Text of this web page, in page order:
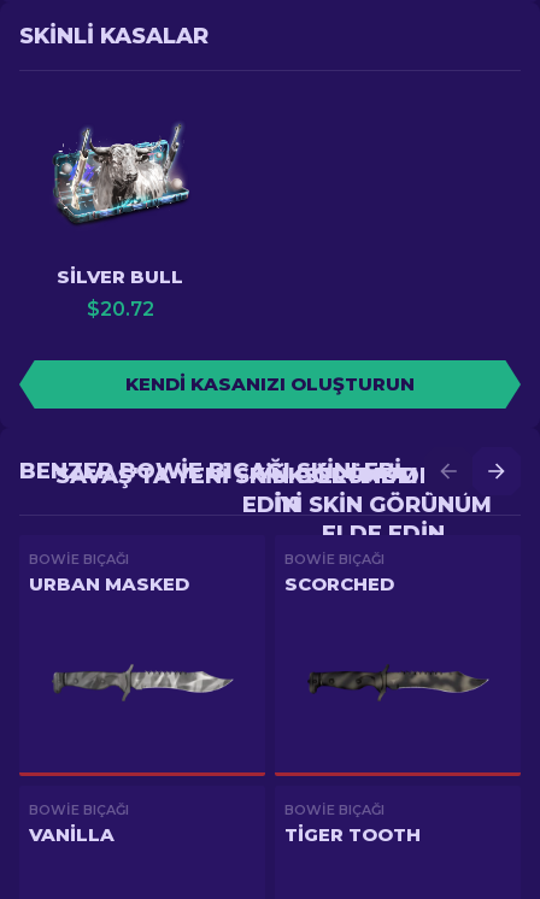
SKINLI KASALAR
SILVER BULL
$20.72
KENDI KASANIZI OLUŞTURUN
YÜKSELTME'DE DAHA
IYI SKIN GÖRÜNÜM
ELDE EDIN
SAVAŞ'TA YENI SKIN GÖRÜNÜM ELDE
EDIN
BENZER BOWIE BIÇAĞI SKINLERI
BOWIE BIÇAĞI
URBAN MASKED
BOWIE BIÇAĞI
SCORCHED
BOWIE BIÇAĞI
VANILLA
BOWIE BIÇAĞI
TIGER TOOTH